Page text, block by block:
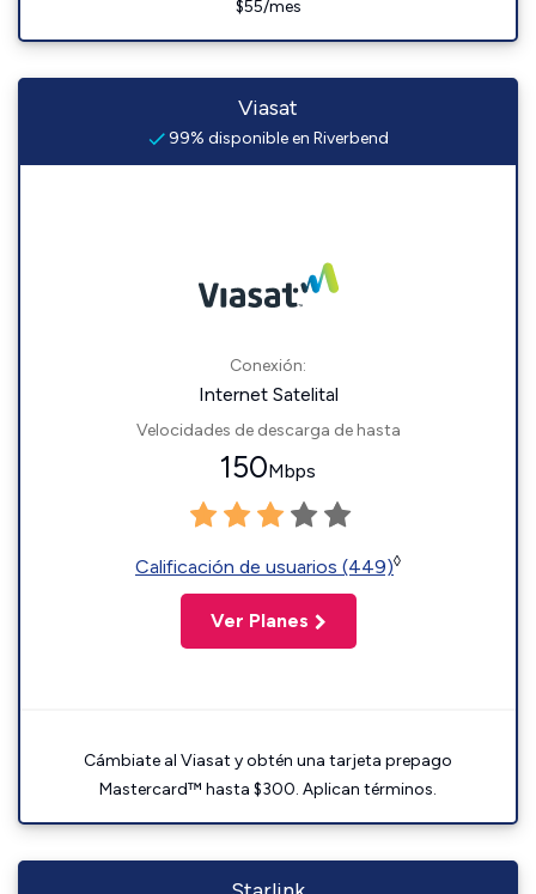
$55/mes
Viasat
99% disponible en Riverbend
Conexión:
Internet Satelital
Velocidades de descarga de hasta
150Mbps
Calificación de usuarios (449)◊
Ver Planes
Cámbiate al Viasat y obtén una tarjeta prepago
Mastercard™ hasta $300. Aplican términos.